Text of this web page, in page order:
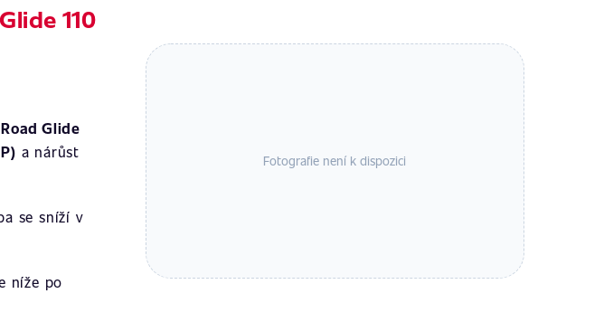
110
Glide
a nárůst
se sníží v
níže po
Fotografie není k dispozici